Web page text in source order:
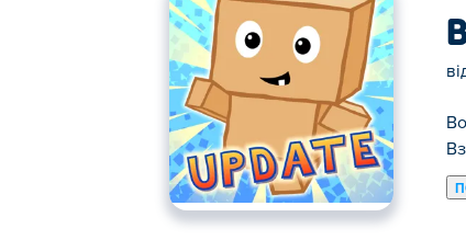
Тут ви можете грати в Box Kid